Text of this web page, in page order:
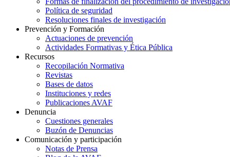
Política de seguridad
Resoluciones finales de investigación
Prevención y Formación
Actuaciones de prevención
Actividades Formativas y Ética Pública
Recursos
Recopilación Normativa
Revistas
Bases de datos
Instituciones y redes
Publicaciones AVAF
Denuncia
Cuestiones generales
Buzón de Denuncias
Comunicación y participación
Notas de Prensa